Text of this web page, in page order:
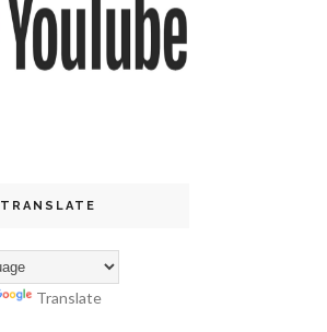
TRANSLATE
Translate